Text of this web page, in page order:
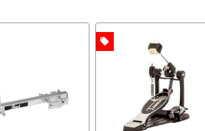
local_offer